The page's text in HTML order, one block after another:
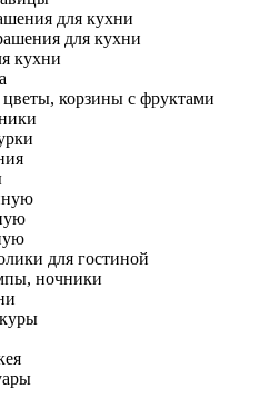
для кухни
для кухни
кухни
корзины с фруктами
для гостиной
ночники